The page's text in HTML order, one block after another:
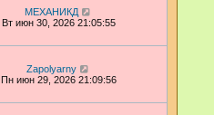
МЕХАНИКД
Вт июн 30, 2026 21:05:55
Zapolyarny
Пн июн 29, 2026 21:09:56